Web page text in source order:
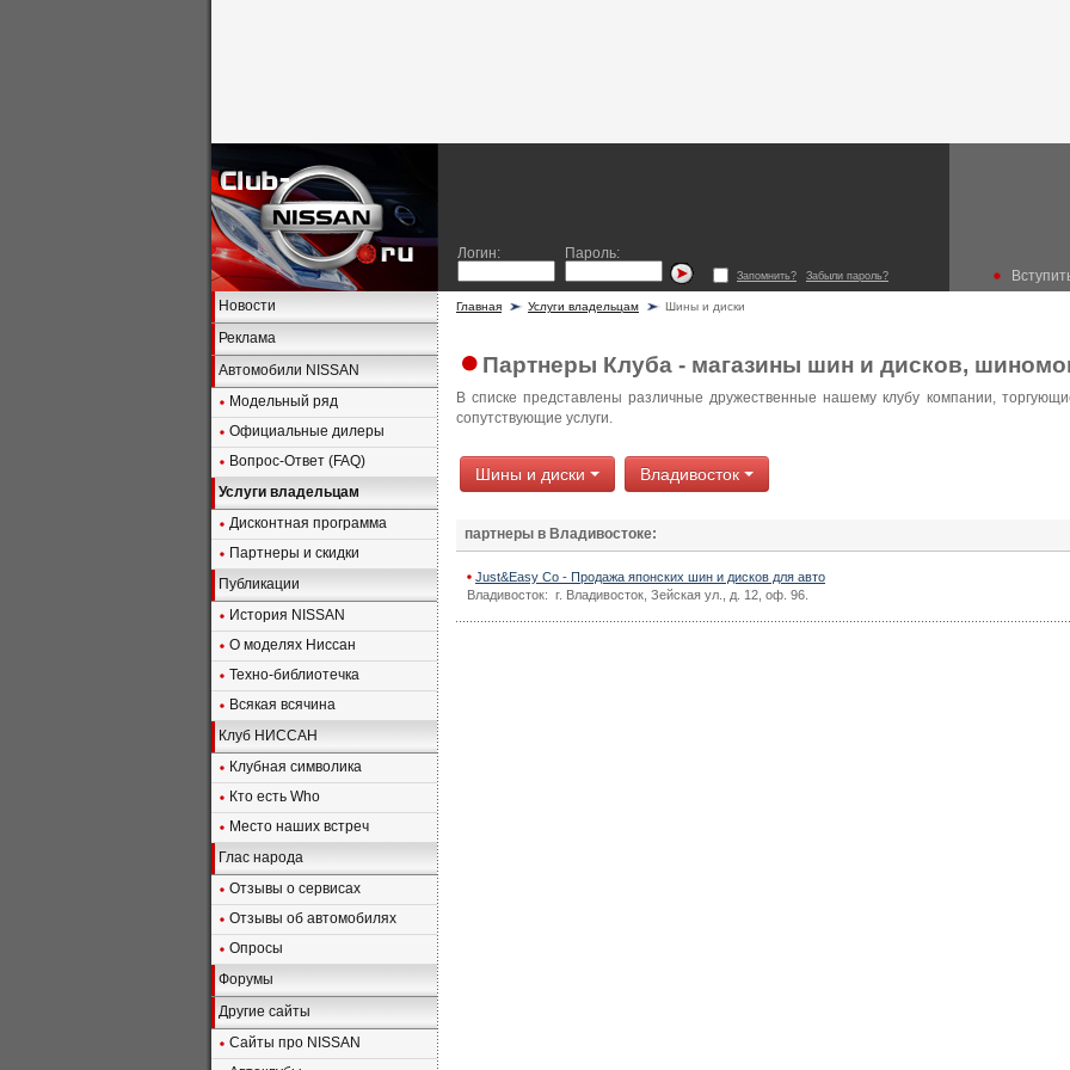
Логин: Пароль:
Запомнить? Забыли пароль?
Новости
Реклама
Автомобили NISSAN
Модельный ряд
Официальные дилеры
Вопрос-Ответ (FAQ)
Услуги владельцам
Дисконтная программа
Партнеры и скидки
Публикации
История NISSAN
О моделях Ниссан
Техно-библиотечка
Всякая всячина
Клуб НИССАН
Клубная символика
Кто есть Who
Место наших встреч
Глас народа
Отзывы о сервисах
Отзывы об автомобилях
Опросы
Форумы
Другие сайты
Сайты про NISSAN
Главная Услуги владельцам Шины и диски
Партнеры Клуба - магазины шин и дисков,
В списке представлены различные дружественные нашему клубу компании,
сопутствующие услуги.
Шины и диски Владивосток
партнеры в Владивостоке:
Just&Easy Co - Продажа японских шин и дисков для авто
Владивосток: г. Владивосток, Зейская ул., д. 12, оф. 96.